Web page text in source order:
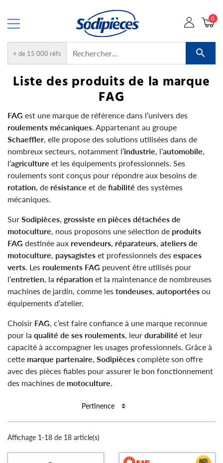
+ de 15 000 réfs 
0
Liste des produits de la marque
FAG
FAG est une marque de référence dans l’univers des
roulements mécaniques. Appartenant au groupe
Schaeffler, elle propose des solutions utilisées dans de
nombreux secteurs, notamment l’industrie, l’automobile,
l’agriculture et les équipements professionnels. Ses
roulements sont conçus pour répondre aux besoins de
rotation, de résistance et defiabilité des systèmes
mécaniques.
SurSodipièces, grossiste en pièces détachées de
motoculture, nous proposons une sélection de produits
FAG destinée aux revendeurs, réparateurs, ateliers de
motoculture, paysagisteset professionnels desespaces
verts. Les roulements FAG peuvent être utilisés pour
l’entretien, la réparationet la maintenance de nombreuses
machines de jardin, comme lestondeuses, autoportéesou
équipements d’atelier.
Choisir FAG, c’est faire confiance à une marque reconnue
pour la qualité de ses roulements, leurdurabilité et leur
capacité à accompagner les usages professionnels. Grâce à
cette marque partenaire, Sodipiècescomplète son offre
avec des pièces fiables pour assurer le bon fonctionnement
des machines de motoculture.
Affichage 1-18 de 18 article(s)